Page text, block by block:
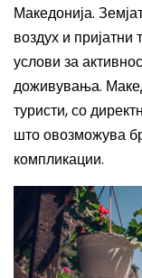
Македонија.
воздух и пријатни
услови за
доживувања.
туристи, со
што овозможува
компликации.